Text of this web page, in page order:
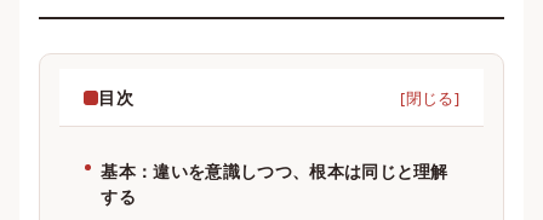
目次
基本：違いを意識しつつ、根本は同じと理解
する